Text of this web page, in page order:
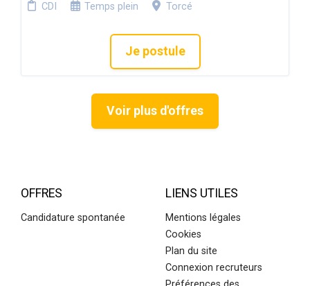
CDI Temps plein Torcé
Je postule
Voir plus d'offres
OFFRES
Candidature spontanée
LIENS UTILES
Mentions légales
Cookies
Plan du site
Connexion recruteurs